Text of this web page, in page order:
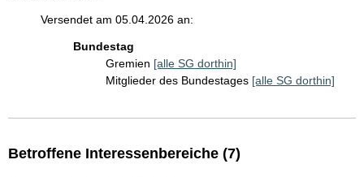
Versendet am 05.04.2026 an:
Bundestag
Gremien [alle SG dorthin]
Mitglieder des Bundestages [alle SG dorthin]
Betroffene Interessenbereiche (7)